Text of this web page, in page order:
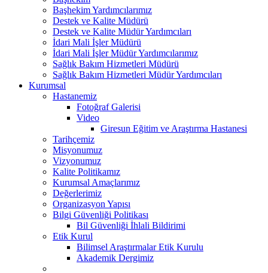
Başhekim Yardımcılarımız
Destek ve Kalite Müdürü
Destek ve Kalite Müdür Yardımcıları
İdari Mali İşler Müdürü
İdari Mali İşler Müdür Yardımcılarımız
Sağlık Bakım Hizmetleri Müdürü
Sağlık Bakım Hizmetleri Müdür Yardımcıları
Kurumsal
Hastanemiz
Fotoğraf Galerisi
Video
Giresun Eğitim ve Araştırma Hastanesi
Tarihçemiz
Misyonumuz
Vizyonumuz
Kalite Politikamız
Kurumsal Amaçlarımız
Değerlerimiz
Organizasyon Yapısı
Bilgi Güvenliği Politikası
Bil Güvenliği İhlali Bildirimi
Etik Kurul
Bilimsel Araştırmalar Etik Kurulu
Akademik Dergimiz